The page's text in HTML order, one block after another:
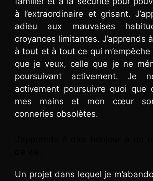
à l’extraordinaire et grisant.
adieu aux mauvaises
croyances limitantes. J’apprends
à tout et à tout ce qui
que je veux, celle que je ne
poursuivant activement. Je
activement poursuivre quoi que
mes mains et mon cœur
conneries obsolètes.
Un projet dans lequel je